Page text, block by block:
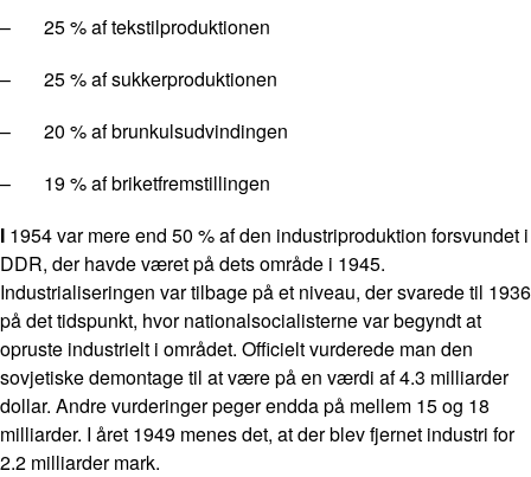
– 25 % af tekstilproduktionen
– 25 % af sukkerproduktionen
– 20 % af brunkulsudvindingen
– 19 % af briketfremstillingen
I 1954 var mere end 50 % af den industriproduktion forsvundet i
DDR, der havde været på dets område i 1945.
Industrialiseringen var tilbage på et niveau, der svarede til 1936
på det tidspunkt, hvor nationalsocialisterne var begyndt at
opruste industrielt i området. Officielt vurderede man den
sovjetiske demontage til at være på en værdi af 4.3 milliarder
dollar. Andre vurderinger peger endda på mellem 15 og 18
milliarder. I året 1949 menes det, at der blev fjernet industri for
2.2 milliarder mark.